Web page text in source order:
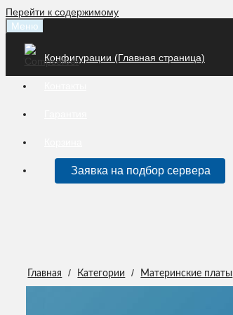
Перейти к содержимому
Меню
Конфигурации (Главная страница)
Заявка на подбор сервера
Главная / Категории / Материнские платы